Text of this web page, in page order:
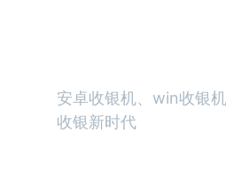
安卓收银机、win收银
收银新时代